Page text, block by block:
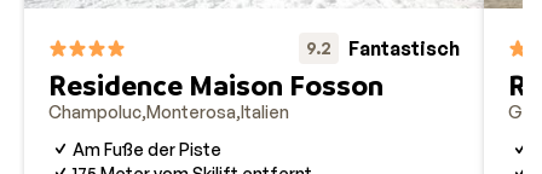
9.2 Fantastisch
Residence Maison Fosson
Champoluc Monterosa Italien
Am Fuße der Piste